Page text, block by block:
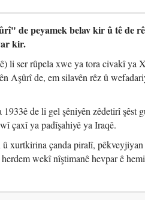
de peyamek belav kir û tê de
kir.
li ser rûpela xwe ya tora civakî ya
Aşûrî de, em silavên rêz û
de li gel şêniyên zêdetirî şêst
çaxî ya padîşahiyê ya Iraqê.
xurtkirina çanda piralî, pêkveyjiyan
wekî nîştimanê hevpar ê